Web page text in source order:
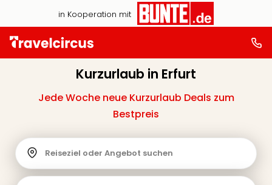
in Kooperation mit
Kurzurlaub in Erfurt
Jede Woche neue Kurzurlaub Deals zum
Bestpreis
Reiseziel oder Angebot suchen